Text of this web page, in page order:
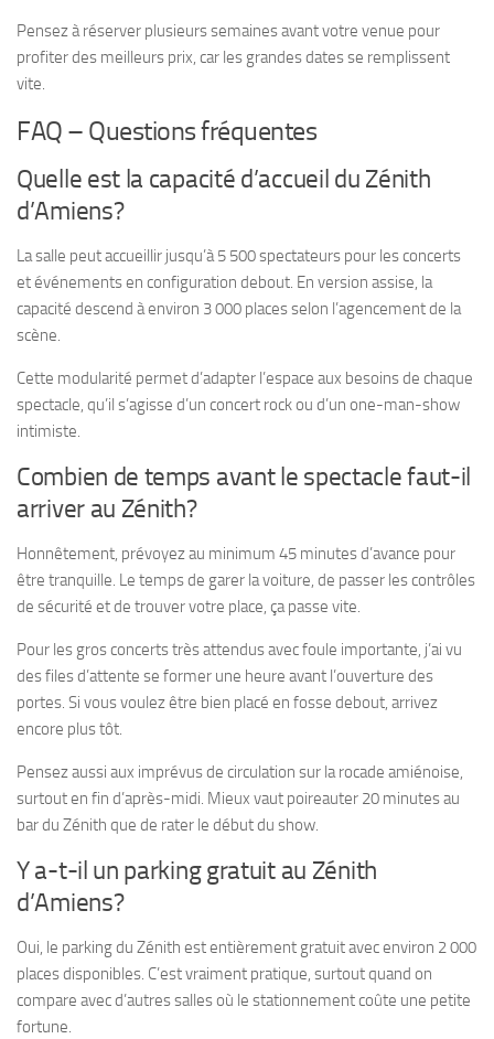
Pensez à réserver plusieurs semaines avant votre venue pour
profiter des meilleurs prix, car les grandes dates se remplissent
vite.
FAQ – Questions fréquentes
Quelle est la capacité d’accueil du Zénith
d’Amiens?
La salle peut accueillir jusqu’à 5 500 spectateurs pour les concerts
et événements en configuration debout. En version assise, la
capacité descend à environ 3 000 places selon l’agencement de la
scène.
Cette modularité permet d’adapter l’espace aux besoins de chaque
spectacle, qu’il s’agisse d’un concert rock ou d’un one-man-show
intimiste.
Combien de temps avant le spectacle faut-il
arriver au Zénith?
Honnêtement, prévoyez au minimum 45 minutes d’avance pour
être tranquille. Le temps de garer la voiture, de passer les contrôles
de sécurité et de trouver votre place, ça passe vite.
Pour les gros concerts très attendus avec foule importante, j’ai vu
des files d’attente se former une heure avant l’ouverture des
portes. Si vous voulez être bien placé en fosse debout, arrivez
encore plus tôt.
Pensez aussi aux imprévus de circulation sur la rocade amiénoise,
surtout en fin d’après-midi. Mieux vaut poireauter 20 minutes au
bar du Zénith que de rater le début du show.
Y a-t-il un parking gratuit au Zénith
d’Amiens?
Oui, le parking du Zénith est entièrement gratuit avec environ 2 000
places disponibles. C’est vraiment pratique, surtout quand on
compare avec d’autres salles où le stationnement coûte une petite
fortune.